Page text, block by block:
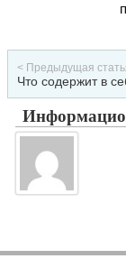
< Предыдущая
Что содержит в